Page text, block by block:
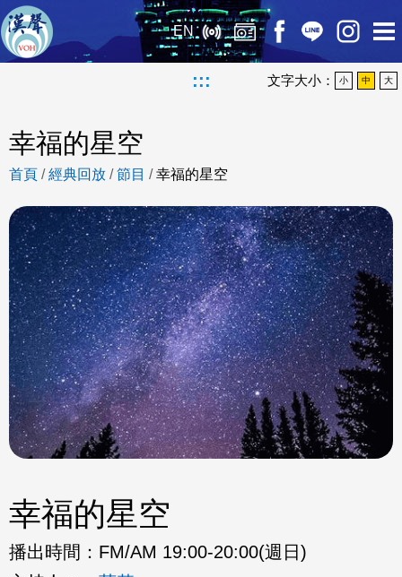
EN
::: 文字大小： 小 中 大
幸福的星空
首頁 /經典回放 /節目 /幸福的星空
幸福的星空
播出時間： FM/AM 19:00-20:00(週日)